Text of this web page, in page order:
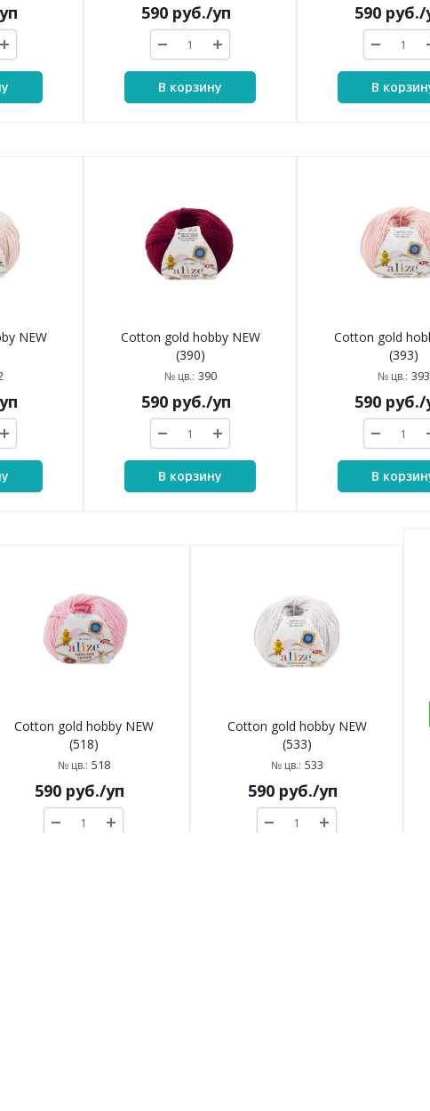
590руб./уп
В корзину
590руб./
В
NEW
Cotton gold hobby NEW
(390)
№ цв.: 390
590руб./уп
В корзину
Cotton gold
(393)
№ цв.: 393
590руб./
В
Cotton gold hobby NEW
(518)
№ цв.: 518
590руб./уп
Cotton gold hobby NEW
(533)
№ цв.: 533
590руб./уп